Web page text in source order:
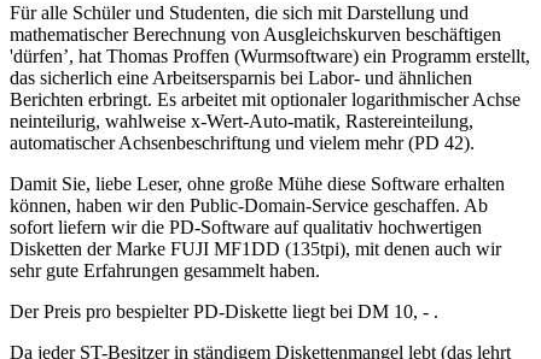
Für alle Schüler und Studenten, die sich mit Darstellung und
mathematischer Berechnung von Ausgleichskurven beschäftigen
'dürfen’, hat Thomas Proffen (Wurmsoftware) ein Programm erstellt,
das sicherlich eine Arbeitsersparnis bei Labor- und ähnlichen
Berichten erbringt. Es arbeitet mit optionaler logarithmischer Achse
neinteilurig, wahlweise x-Wert-Auto-matik, Rastereinteilung,
automatischer Achsenbeschriftung und vielem mehr (PD 42).
Damit Sie, liebe Leser, ohne große Mühe diese Software erhalten
können, haben wir den Public-Domain-Service geschaffen. Ab
sofort liefern wir die PD-Software auf qualitativ hochwertigen
Disketten der Marke FUJI MF1DD (135tpi), mit denen auch wir
sehr gute Erfahrungen gesammelt haben.
Der Preis pro bespielter PD-Diskette liegt bei DM 10, - .
Da jeder ST-Besitzer in ständigem Diskettenmangel lebt (das lehrt